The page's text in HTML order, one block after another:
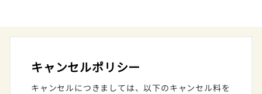
キャンセルポリシー
キャンセルにつきましては、以下のキャンセル料を